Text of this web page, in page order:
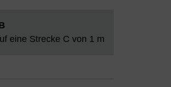
eine Strecke C von 1 m